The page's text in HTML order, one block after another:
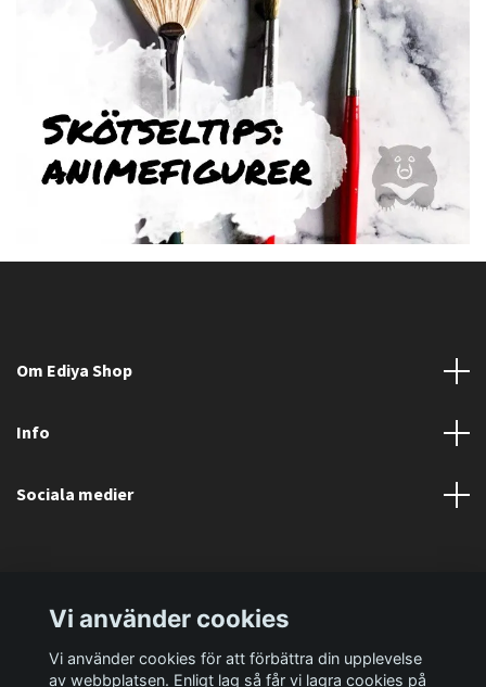
Om Ediya Shop
Info
Sociala medier
Vi använder cookies
Vi använder cookies för att förbättra din upplevelse
av webbplatsen. Enligt lag så får vi lagra cookies på